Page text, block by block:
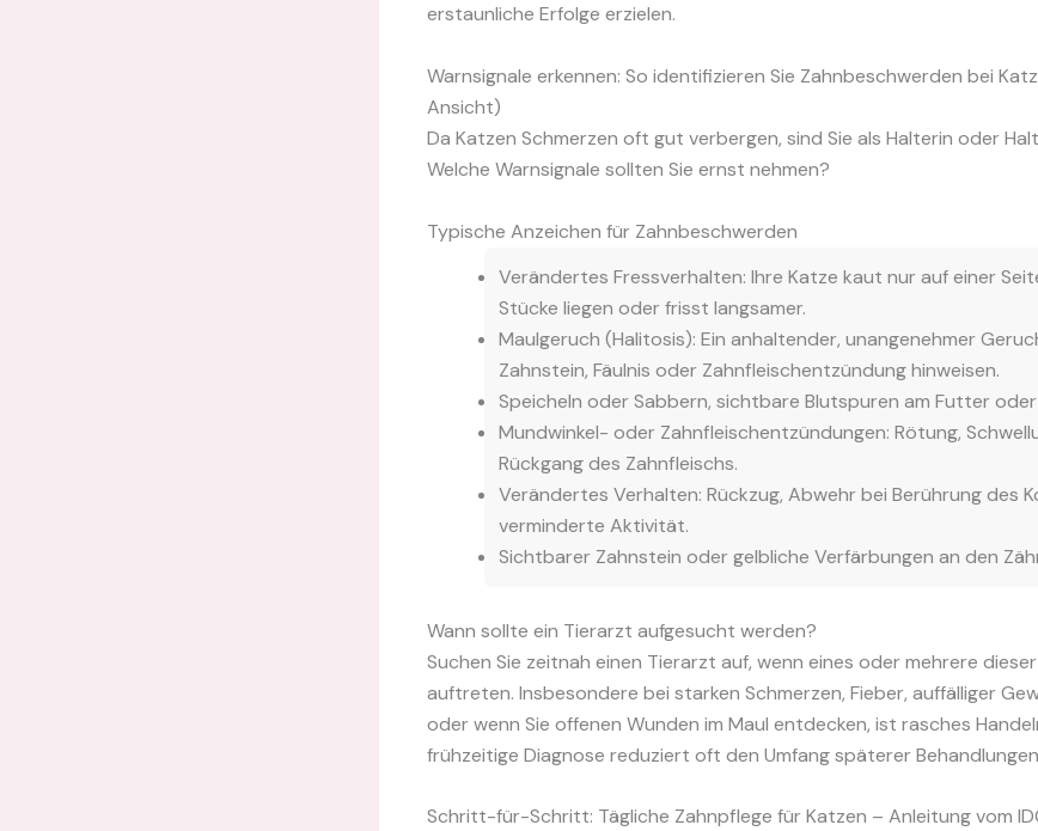
erstaunliche Erfolge erzielen.
Warnsignale erkennen: So identifizieren Sie Zahnbeschwerden bei
Ansicht)
Da Katzen Schmerzen oft gut verbergen, sind Sie als Halterin oder
Welche Warnsignale sollten Sie ernst nehmen?
Typische Anzeichen für Zahnbeschwerden
Verändertes Fressverhalten: Ihre Katze kaut nur auf einer
Stücke liegen oder frisst langsamer.
Maulgeruch (Halitosis): Ein anhaltender, unangenehmer
Zahnstein, Fäulnis oder Zahnfleischentzündung hinweisen.
Speicheln oder Sabbern, sichtbare Blutspuren am Futter oder
Mundwinkel- oder Zahnfleischentzündungen: Rötung,
Rückgang des Zahnfleischs.
Verändertes Verhalten: Rückzug, Abwehr bei Berührung des
verminderte Aktivität.
Sichtbarer Zahnstein oder gelbliche Verfärbungen an den
Wann sollte ein Tierarzt aufgesucht werden?
Suchen Sie zeitnah einen Tierarzt auf, wenn eines oder mehrere
auftreten. Insbesondere bei starken Schmerzen, Fieber, auffälliger
oder wenn Sie offenen Wunden im Maul entdecken, ist rasches
frühzeitige Diagnose reduziert oft den Umfang späterer
Schritt-für-Schritt: Tägliche Zahnpflege für Katzen – Anleitung vom